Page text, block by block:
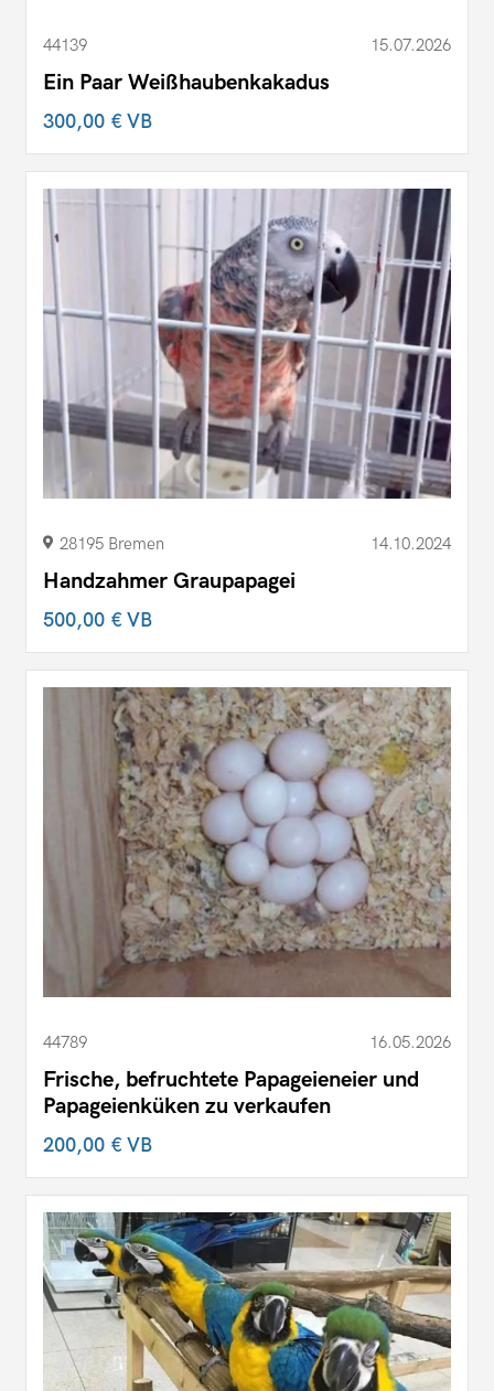
44139 15.07.2026
Ein Paar Weißhaubenkakadus
300,00 €VB
28195 Bremen 14.10.2024
Handzahmer Graupapagei
500,00 €VB
44789 16.05.2026
Frische, befruchtete Papageieneier und
Papageienküken zu verkaufen
200,00 €VB